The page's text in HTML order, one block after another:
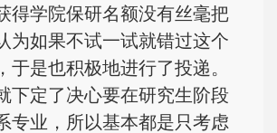
得学院保研名额没有丝毫把
为如果不试一试就错过这个
于是也积极地进行了投递。
下定了决心要在研究生阶段
专业，所以基本都是只考虑